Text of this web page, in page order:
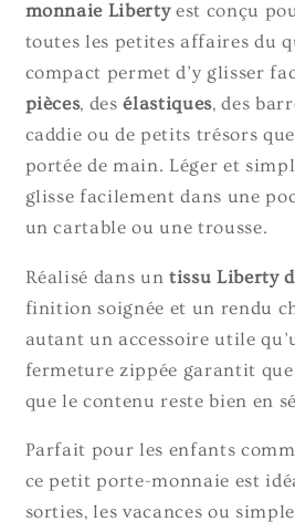
monnaie Libertyest conçu
toutes les petites affaires du
compact permet d’y glisser
pièces, desélastiques, des
caddie ou de petits trésors
portée de main. Léger et
glisse facilement dans une
un cartable ou une trousse.
Réalisé dans untissu Liberty
finition soignée et un rendu
autant un accessoire utile
fermeture zippée garantit que
que le contenu reste bien en
Parfait pour les enfants
ce petit porte-monnaie est
sorties, les vacances ou